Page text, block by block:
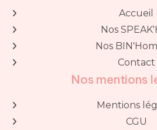
 Accueil
 Nos
 Nos
 Contact
Nos mentions
 Mentions
 CGU